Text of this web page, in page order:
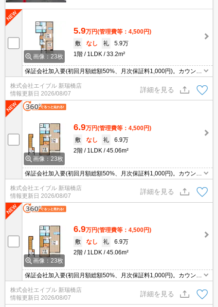
画像：23枚
5.9万円(管理費等：4,500円)
敷
なし 礼
5.9万
1階
1LDK 33.2m²
保証会社加入要(初回月額総額50%、月次保証料1,000円)。カウンタ
バス。洗面化粧台付き。宅配ボックスあり。インターネット無料。
株式会社エイブル 新瑞橋店
情報更新日 2026/08/07
詳細を見る
画像：23枚
6.9万円(管理費等：4,500円)
敷
なし 礼
6.9万
2階
1LDK 45.06m²
保証会社加入要(初回月額総額50%、月次保証料1,000円)。カウンタ
ー式システムキッチン。浴室乾燥機付。追い焚き機能付きバス。洗
面化粧台付き。宅配ボックスあり。インターネット無料。
株式会社エイブル 新瑞橋店
情報更新日 2026/08/07
詳細を見る
画像：23枚
6.9万円(管理費等：4,500円)
敷
なし 礼
6.9万
2階
1LDK 45.06m²
保証会社加入要(初回月額総額50%、月次保証料1,000円)。カウンタ
ー式システムキッチン。浴室乾燥機付。追い焚き機能付きバス。洗
面化粧台付き。宅配ボックスあり。インターネット無料。
株式会社エイブル 新瑞橋店
情報更新日 2026/08/07
詳細を見る